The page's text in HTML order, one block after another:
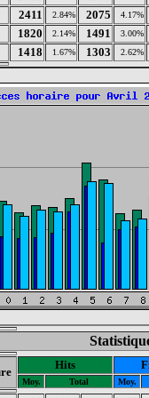
2411 2.84% 2075 4.17%
1820 2.14% 1491 3.00%
1418 1.67% 1303 2.62%
Hits
Moy. Total Moy.